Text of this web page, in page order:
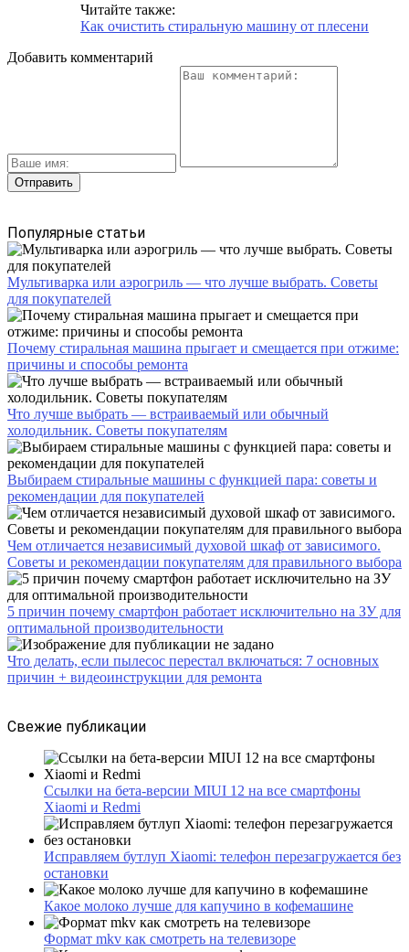
Читайте также:
Как очистить стиральную машину от плесени
Добавить комментарий
Популярные статьи
Мультиварка или аэрогриль — что лучше выбрать. Советы
для покупателей
Почему стиральная машина прыгает и смещается при отжиме:
причины и способы ремонта
Что лучше выбрать — встраиваемый или обычный
холодильник. Советы покупателям
Выбираем стиральные машины с функцией пара: советы и
рекомендации для покупателей
Чем отличается независимый духовой шкаф от зависимого.
Советы и рекомендации покупателям для правильного выбора
5 причин почему смартфон работает исключительно на ЗУ для
оптимальной производительности
Что делать, если пылесос перестал включаться: 7 основных
причин + видеоинструкции для ремонта
Свежие публикации
Ссылки на бета-версии MIUI 12 на все смартфоны
Xiaomi и Redmi
Исправляем бутлуп Xiaomi: телефон перезагружается без
остановки
Какое молоко лучше для капучино в кофемашине
Формат mkv как смотреть на телевизоре